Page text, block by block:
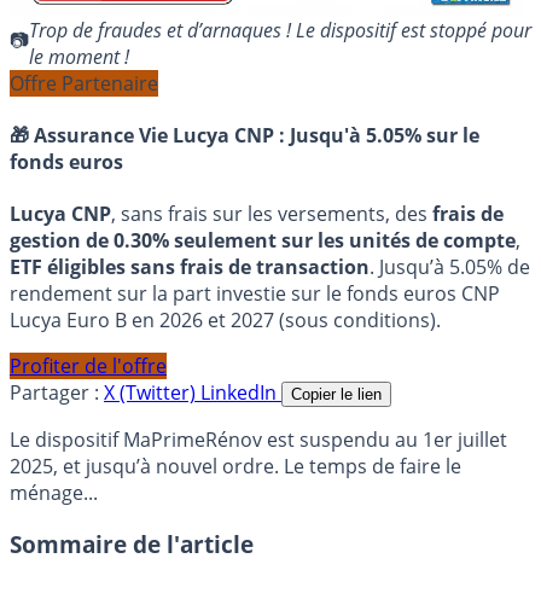
Trop de fraudes et d’arnaques ! Le dispositif est stoppé pour
le moment !
Offre Partenaire
🎁 Assurance Vie Lucya CNP : Jusqu'à 5.05% sur le
fonds euros
Lucya CNP, sans frais sur les versements, des frais de
gestion de 0.30% seulement sur les unités de compte,
ETF éligibles sans frais de transaction. Jusqu’à 5.05% de
rendement sur la part investie sur le fonds euros CNP
Lucya Euro B en 2026 et 2027 (sous conditions).
Profiter de l'offre
Partager : X (Twitter) LinkedIn Copier le lien
Le dispositif MaPrimeRénov est suspendu au 1er juillet
2025, et jusqu’à nouvel ordre. Le temps de faire le
ménage...
Sommaire de l'article